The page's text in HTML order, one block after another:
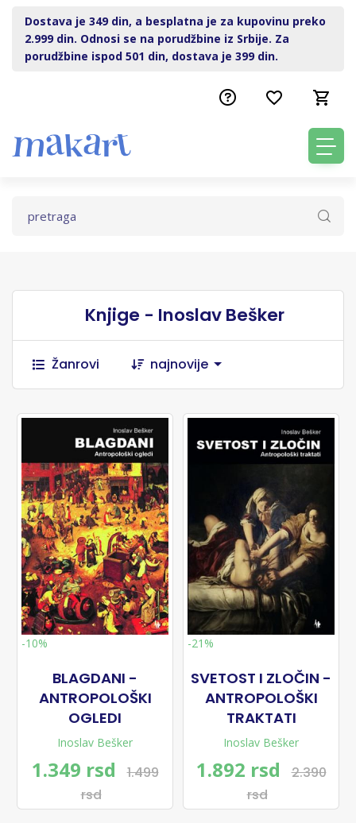
Dostava je 349 din, a besplatna je za kupovinu preko
2.999 din. Odnosi se na porudžbine iz Srbije. Za
porudžbine ispod 501 din, dostava je 399 din.
Knjige - Inoslav Bešker
Žanrovi najnovije
-10%
BLAGDANI -
ANTROPOLOŠKI
OGLEDI
Inoslav Bešker
1.349 rsd
1.499
rsd
-21%
SVETOST I ZLOČIN -
ANTROPOLOŠKI
TRAKTATI
Inoslav Bešker
1.892 rsd
2.390
rsd